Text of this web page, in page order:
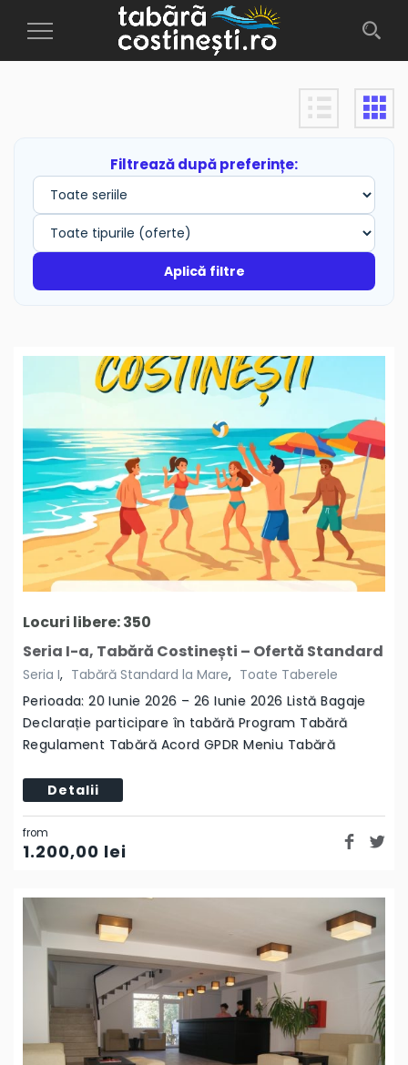
Toggle
Filtrează după preferințe:
Aplică filtre
Locuri libere: 350
Seria I-a, Tabără Costinești – Ofertă Standard
Seria I, Tabără Standard la Mare, Toate Taberele
Perioada: 20 Iunie 2026 – 26 Iunie 2026 Listă Bagaje
Declarație participare în tabără Program Tabără
Regulament Tabără Acord GPDR Meniu Tabără
Detalii
from
1.200,00 lei